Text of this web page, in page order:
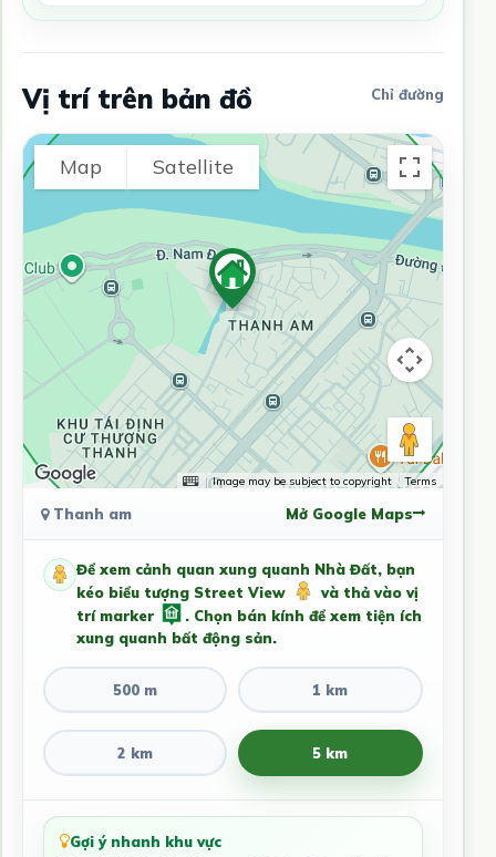
Vị trí trên bản đồ Chỉ đường
Map Satellite
Image may be subject to copyright Terms
Thanh am Mở Google Maps
Để xem cảnh quan xung quanh Nhà Đất, bạn
kéo biểu tượng Street View
và thả vào vị
trí marker
. Chọn bán kính để xem tiện ích
xung quanh bất động sản.
500 m 1 km
2 km 5 km
Gợi ý nhanh khu vực